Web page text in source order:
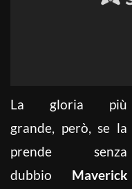
La gloria più
grande, però, se la
prende senza
dubbio Maverick